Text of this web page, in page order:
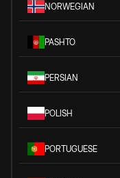
NORWEGIAN
PASHTO
PERSIAN
POLISH
PORTUGUESE